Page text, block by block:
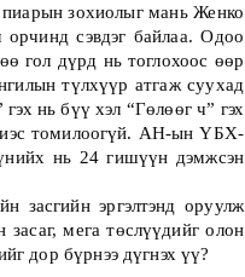
зохиолыг мань Женко
сэвдэг байлаа. Одоо
гол дүрд нь тоглохоос өөр
түлхүүр атгаж суухад
нь бүү хэл “Гөлөөг ч” гэх
томилоогүй. АН-ын ҮБХ-
нь 24 гишүүн дэмжсэн
мега төслүүдийг олон
дор бүрнээ дүгнэх үү?